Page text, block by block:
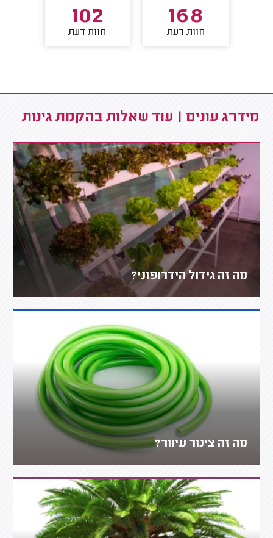
168
חוות דעת
102
חוות דעת
מידרג עונים | עוד שאלות בהקמת גינות
מה זה גידול הידרופוני?
מה זה צינור עיוור?